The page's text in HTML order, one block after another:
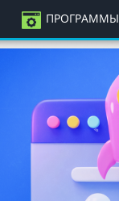
ПРОГРАММЫ